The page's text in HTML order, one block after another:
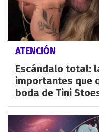
ATENCIÓN
Escándalo total:
importantes que
boda de Tini